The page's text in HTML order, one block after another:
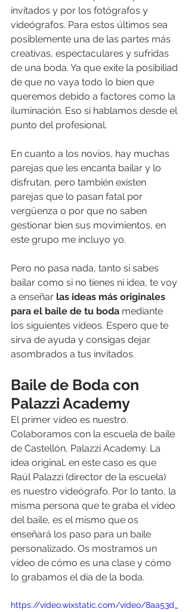
invitados y por los fotógrafos y
videógrafos. Para estos últimos sea
posiblemente una de las partes más
creativas, espectaculares y sufridas
de una boda. Ya que exite la posibiliad
de que no vaya todo lo bien que
queremos debido a factores como la
iluminación. Eso si hablamos desde el
punto del profesional.
En cuanto a los novios, hay muchas
parejas que les encanta bailar y lo
disfrutan, pero también existen
parejas que lo pasan fatal por
vergüenza o por que no saben
gestionar bien sus movimientos, en
este grupo me incluyo yo.
Pero no pasa nada, tanto si sabes
bailar como si no tienes ni idea, te voy
a enseñar las ideas más originales
para el baile de tu boda mediante
los siguientes vídeos. Espero que te
sirva de ayuda y consigas dejar
asombrados a tus invitados.
Baile de Boda con
Palazzi Academy
El primer vídeo es nuestro.
Colaboramos con la escuela de baile
de Castellón, Palazzi Academy. La
idea original, en este caso es que
Raúl Palazzi (director de la escuela)
es nuestro videógrafo. Por lo tanto, la
misma persona que te graba el vídeo
del baile, es el mismo que os
enseñará los paso para un baile
personalizado. Os mostramos un
vídeo de cómo es una clase y cómo
lo grabamos el día de la boda.
https://video.wixstatic.com/video/8aa53d_